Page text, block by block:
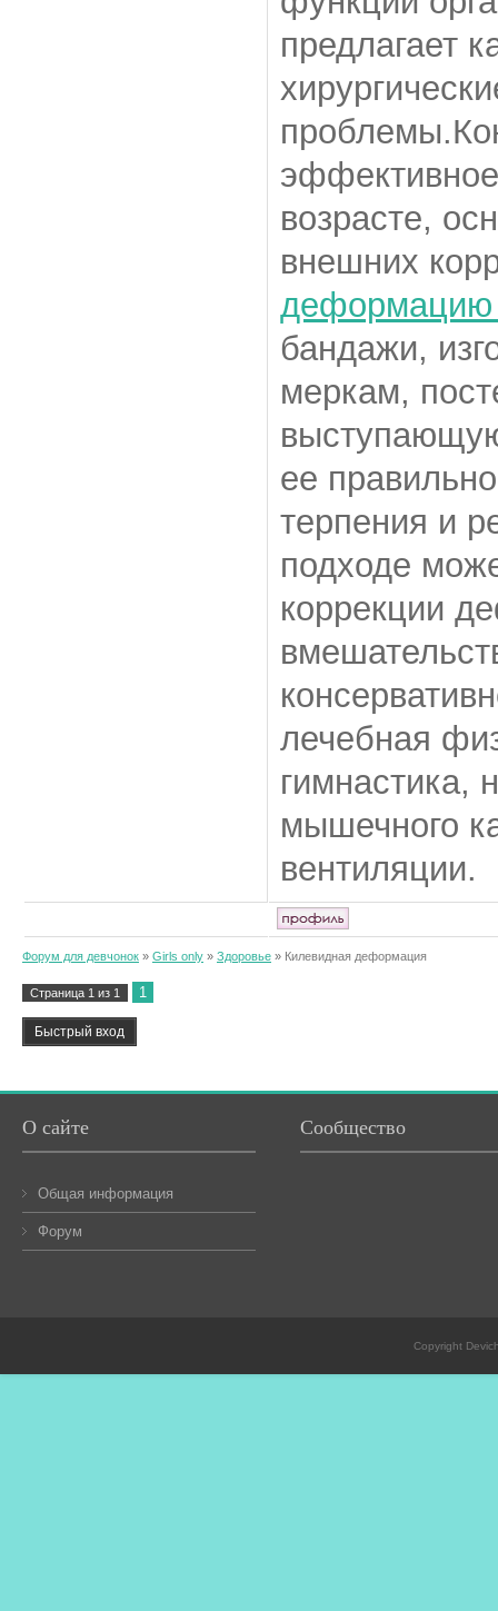
предлагает
возрасте,
внешних
деформацию
бандажи,
меркам,
ее
терпения и
подходе
коррекции
лечебная
гимнастика,
мышечного
вентиляции.
Форум для девчонок » Girls only » Здоровье » Килевидная деформация
Страница 1 из 1 1
О сайте
Общая информация
Форум
Сообщество
Copyright